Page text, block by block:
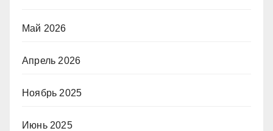
Май 2026
Апрель 2026
Ноябрь 2025
Июнь 2025